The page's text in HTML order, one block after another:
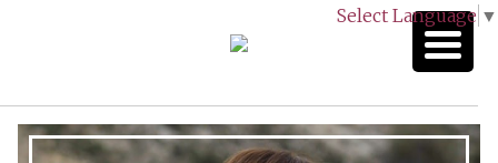
Select Language ▼